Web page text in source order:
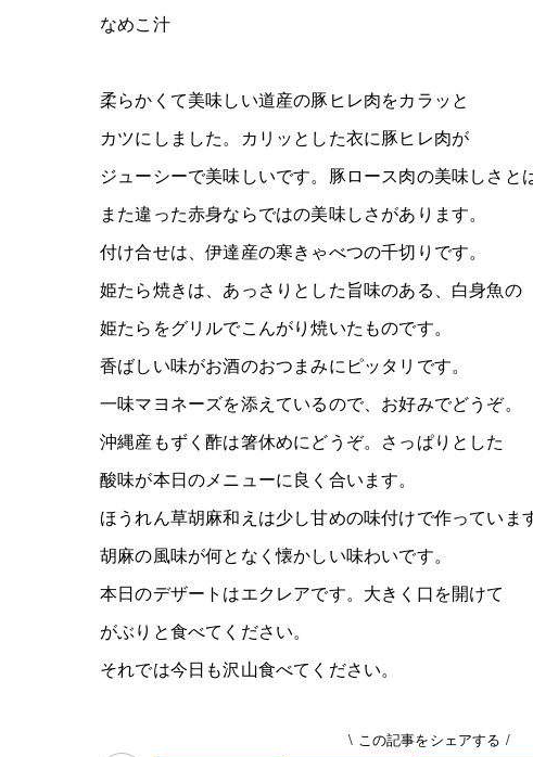
なめこ汁
柔らかくて美味しい道産の豚ヒレ肉をカラッと
カツにしました。カリッとした衣に豚ヒレ肉が
ジューシーで美味しいです。豚ロース肉の美味しさと
また違った赤身ならではの美味しさがあります。
付け合せは、伊達産の寒きゃべつの千切りです。
姫たら焼きは、あっさりとした旨味のある、白身魚の
姫たらをグリルでこんがり焼いたものです。
香ばしい味がお酒のおつまみにピッタリです。
一味マヨネーズを添えているので、お好みでどうぞ。
沖縄産もずく酢は箸休めにどうぞ。さっぱりとした
酸味が本日のメニューに良く合います。
ほうれん草胡麻和えは少し甘めの味付けで作っていま
胡麻の風味が何となく懐かしい味わいです。
本日のデザートはエクレアです。大きく口を開けて
がぶりと食べてください。
それでは今日も沢山食べてください。
\ この記事をシェアする /